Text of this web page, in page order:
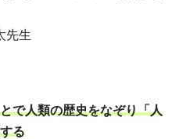
先生
で人類の歴史をなぞり「人
る